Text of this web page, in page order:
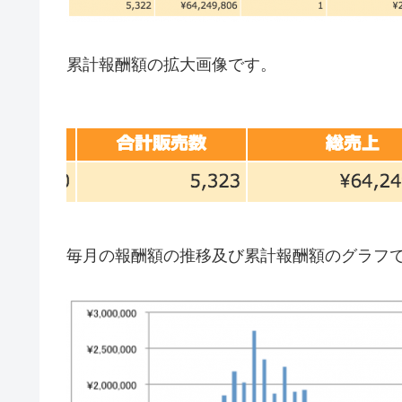
累計報酬額の拡大画像です。
毎月の報酬額の推移及び累計報酬額のグラフ